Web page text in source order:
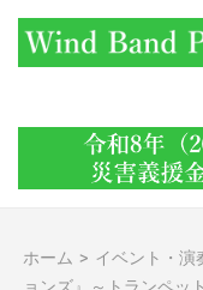
ホーム > イベント・演